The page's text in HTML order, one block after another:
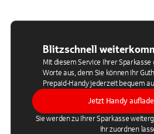
Blitzschnell
Mit diesem Service Ihrer Sparkasse
Worte aus, denn Sie können Ihr
Prepaid-Handy jederzeit bequem
Jetzt Handy
Sie werden zu Ihrer Sparkasse
ihr zuordnen